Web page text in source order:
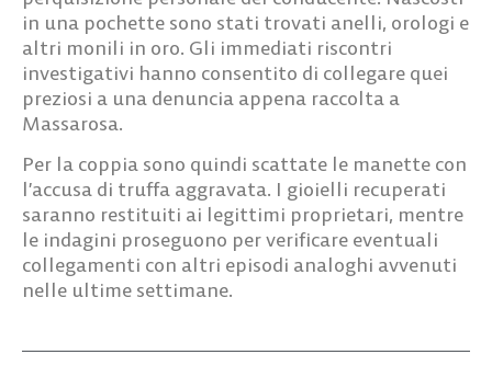
in una pochette sono stati trovati anelli, orologi e
altri monili in oro. Gli immediati riscontri
investigativi hanno consentito di collegare quei
preziosi a una denuncia appena raccolta a
Massarosa.
Per la coppia sono quindi scattate le manette con
l’accusa di truffa aggravata. I gioielli recuperati
saranno restituiti ai legittimi proprietari, mentre
le indagini proseguono per verificare eventuali
collegamenti con altri episodi analoghi avvenuti
nelle ultime settimane.